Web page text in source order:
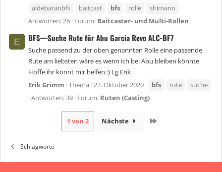
aldebaranbfs
baitcast bfs rolle
shimano
Antworten: 26 Forum: Baitcaster- und Multi-Rollen
E BFS—Suche Rute für Abu Garcia Revo ALC-BF7
Suche passend zu der oben genannten Rolle eine passende
Rute am liebsten wäre es wenn ich bei Abu bleiben könnte
Hoffe ihr könnt mir helfen :) Lg Erik
Erik Grimm Thema 22. Oktober 2020 bfs rute
suche
Antworten: 39 Forum: Ruten (Casting)
1 von 2 Nächste
Schlagworte